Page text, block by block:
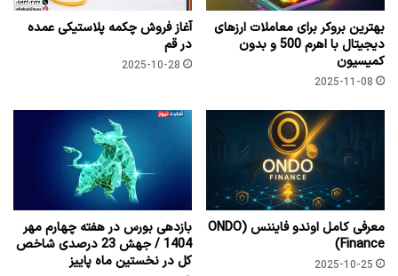
بهترین بروکر برای معاملات ارزهای
دیجیتال با اهرم 500 و بدون
کمیسیون
2025-11-08
آغاز فروش چکمه پلاستیکی عمده
در قم
2025-10-28
معرفی کامل اوندو فایننس (ONDO
Finance)
2025-10-25
بازدهی بورس در هفته چهارم مهر
1404 / جهش 23 درصدی شاخص
کل در نخستین ماه پاییز